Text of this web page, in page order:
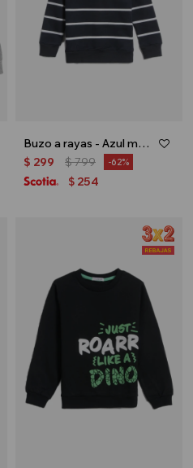
Buzo a rayas - Azul marino
$ 299 $799 62
$ 254